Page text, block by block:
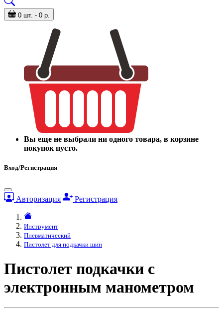
0 шт. - 0 р.
Вы еще не выбрали ни одного товара, в корзине
покупок пусто.
Вход/Регистрация
Авторизация Регистрация
Инструмент
Пневматический
Пистолет для подкачки шин
Пистолет подкачки с
электронным манометром